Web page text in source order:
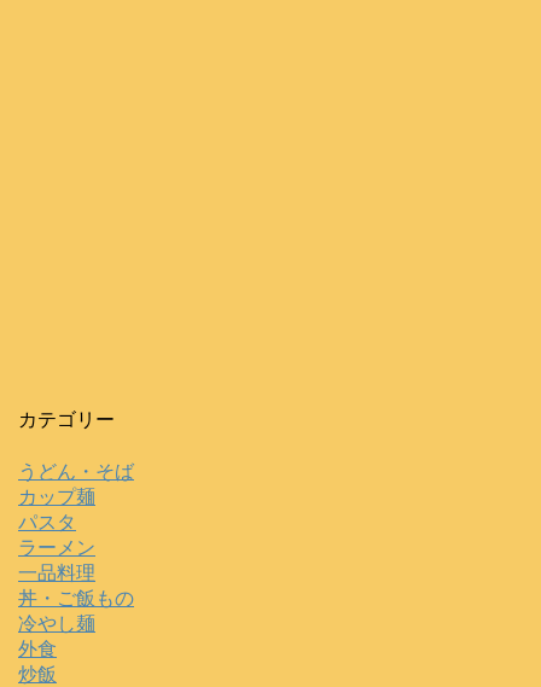
カテゴリー
うどん・そば
カップ麺
パスタ
ラーメン
一品料理
丼・ご飯もの
冷やし麺
外食
炒飯